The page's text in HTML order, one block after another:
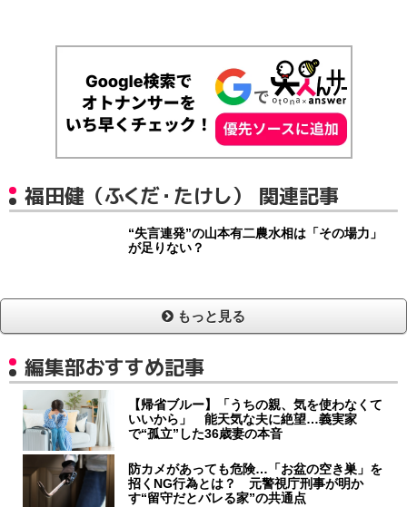
福田健（ふくだ・たけし） 関連記事
“失言連発”の山本有二農水相は「その場力」
が足りない？
もっと見る
編集部おすすめ記事
【帰省ブルー】「うちの親、気を使わなくて
いいから」 能天気な夫に絶望…義実家
で“孤立”した36歳妻の本音
防カメがあっても危険…「お盆の空き巣」を
招くNG行為とは？ 元警視庁刑事が明か
す“留守だとバレる家”の共通点